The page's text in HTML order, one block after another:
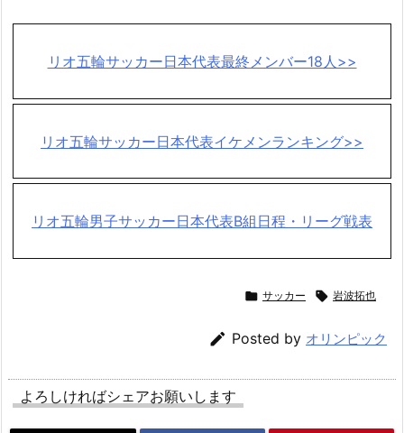
リオ五輪サッカー日本代表最終メンバー18人>>
リオ五輪サッカー日本代表イケメンランキング>>
リオ五輪男子サッカー日本代表B組日程・リーグ戦表
 サッカー  岩波拓也
 Posted by オリンピック
よろしければシェアお願いします